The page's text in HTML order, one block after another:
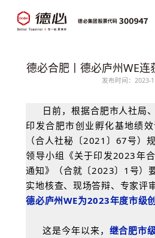
德必合肥丨德必庐州WE
发布时间：2023-
日前，根据合肥市人社局
印发合肥市创业孵化基地绩效
（合人社秘〔2021〕67号）
领导小组《关于印发2023年
通知》（合就〔2023〕1号）
实地核查、现场答辩、专家评
德必庐州WE为2023年度市级
这是今年以来， 继合肥市